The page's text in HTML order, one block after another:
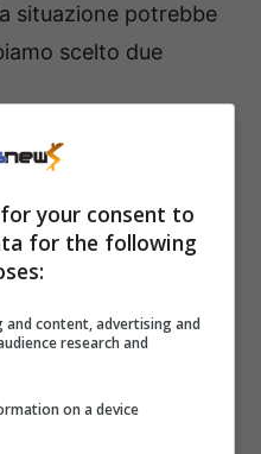
situazione potrebbe
scelto due
your consent to
for the following
and content, advertising and
research and
on a device